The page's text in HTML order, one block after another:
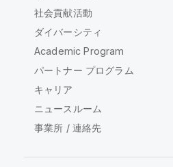
社会貢献活動
ダイバーシティ
Academic Program
パートナー プログラム
キャリア
ニュースルーム
事業所 / 連絡先